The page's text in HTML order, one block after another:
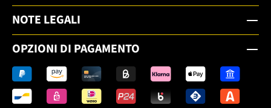
NOTE LEGALI
OPZIONI DI PAGAMENTO